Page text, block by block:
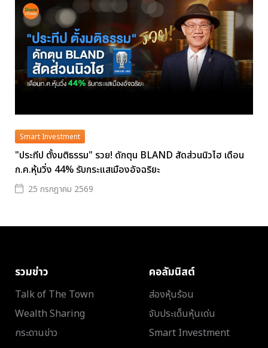
Smart Investment
"ประทีป ตั้งมติธรรม" รวย! ดักตุน BLAND สัดส่วนนิวไฮ เดือน
ก.ค.หุ้นวิ่ง 44% รับกระแสเมืองอัจฉริยะ
25 กรกฎาคม 2569
รวมข่าว
Talk of The Town
Wealth Sharing
กระดานข่าว
คอลัมนิสต์
ส่องหุ้นร้อน
จับประเด็นหุ้นเด่น
Smart Investment